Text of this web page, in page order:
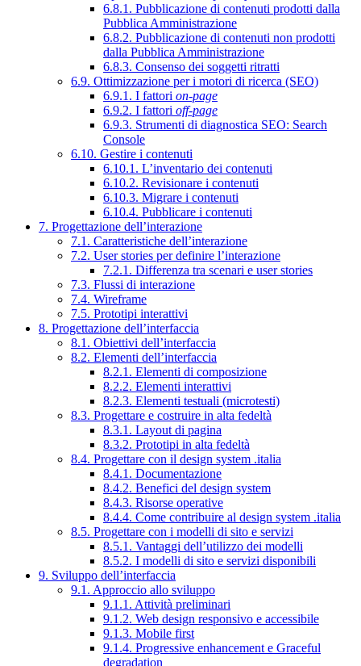
6.8.1. Pubblicazione di contenuti prodotti dalla
Pubblica Amministrazione
6.8.2. Pubblicazione di contenuti non prodotti
dalla Pubblica Amministrazione
6.8.3. Consenso dei soggetti ritratti
6.9. Ottimizzazione per i motori di ricerca (SEO)
6.9.1. I fattori on-page
6.9.2. I fattori off-page
6.9.3. Strumenti di diagnostica SEO: Search
Console
6.10. Gestire i contenuti
6.10.1. L’inventario dei contenuti
6.10.2. Revisionare i contenuti
6.10.3. Migrare i contenuti
6.10.4. Pubblicare i contenuti
7. Progettazione dell’interazione
7.1. Caratteristiche dell’interazione
7.2. User stories per definire l’interazione
7.2.1. Differenza tra scenari e user stories
7.3. Flussi di interazione
7.4. Wireframe
7.5. Prototipi interattivi
8. Progettazione dell’interfaccia
8.1. Obiettivi dell’interfaccia
8.2. Elementi dell’interfaccia
8.2.1. Elementi di composizione
8.2.2. Elementi interattivi
8.2.3. Elementi testuali (microtesti)
8.3. Progettare e costruire in alta fedeltà
8.3.1. Layout di pagina
8.3.2. Prototipi in alta fedeltà
8.4. Progettare con il design system .italia
8.4.1. Documentazione
8.4.2. Benefici del design system
8.4.3. Risorse operative
8.4.4. Come contribuire al design system .italia
8.5. Progettare con i modelli di sito e servizi
8.5.1. Vantaggi dell’utilizzo dei modelli
8.5.2. I modelli di sito e servizi disponibili
9. Sviluppo dell’interfaccia
9.1. Approccio allo sviluppo
9.1.1. Attività preliminari
9.1.2. Web design responsivo e accessibile
9.1.3. Mobile first
9.1.4. Progressive enhancement e Graceful
degradation